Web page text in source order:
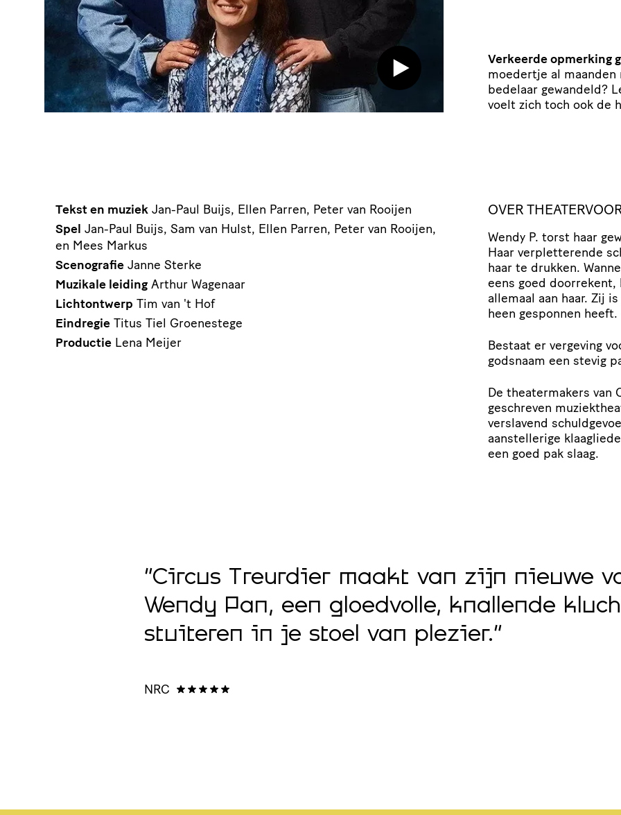
Verkeerde opmerking
moedertje al maanden
bedelaar gewandeld?
voelt zich toch ook de
OVER
Wendy P. torst haar
Haar verpletterende
haar te drukken.
eens goed
allemaal aan haar. Zij
heen gesponnen heeft.
Bestaat er vergeving
godsnaam een stevig
De theatermakers van
geschreven
verslavend
aanstellerige
een goed pak slaag.
Tekst en muziek Jan-Paul Buijs, Ellen Parren, Peter van Rooijen
Spel Jan-Paul Buijs, Sam van Hulst, Ellen Parren, Peter van Rooijen,
en Mees Markus
Scenografie Janne Sterke
Muzikale leiding Arthur Wagenaar
Lichtontwerp Tim van 't Hof
Eindregie Titus Tiel Groenestege
Productie Lena Meijer
“Circus Treurdier maakt van zijn nieuwe
Wendy Pan, een gloedvolle, knallende
stuiteren in je stoel van plezier.”
NRC